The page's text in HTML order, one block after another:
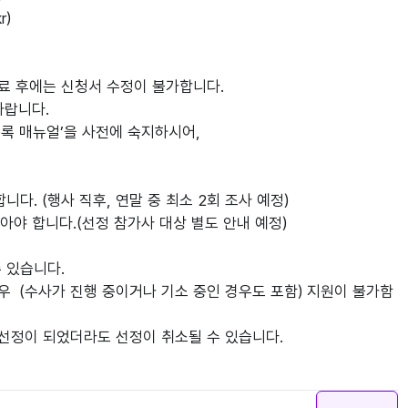
후에는 신청서 수정이 불가합니다.
니다.
매뉴얼’을 사전에 숙지하시어,
다. (행사 직후, 연말 중 최소 2회 조사 예정)
야 합니다.(선정 참가사 대상 별도 안내 예정)
있습니다.
(수사가 진행 중이거나 기소 중인 경우도 포함) 지원이 불가함
정이 되었더라도 선정이 취소될 수 있습니다.